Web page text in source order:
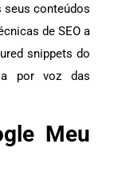
conteúdos
de SEO a
snippets do
por voz das
Meu